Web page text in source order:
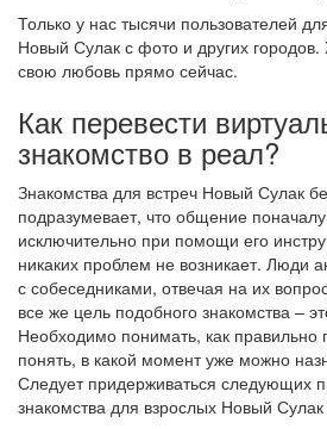
Только у нас тысячи пользователей
Новый Сулак с фото и других городов.
свою любовь прямо сейчас.
Как перевести
знакомство в реал?
Знакомства для встреч Новый Сулак
подразумевает, что общение
исключительно при помощи его
никаких проблем не возникает. Люди
с собеседниками, отвечая на их
все же цель подобного знакомства –
Необходимо понимать, как правильно
понять, в какой момент уже можно
Следует придерживаться следующих
знакомства для взрослых Новый Сулак